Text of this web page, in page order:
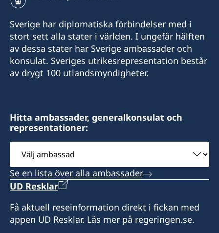
E-postadress
consul@swedenizmir.com
Telefontid:
måndag - fredag kl. 09.00-15.00.
hör av dig på mail med dina frågor.
Konsulatet i Izmie kan utlämna pass, ID-kort
och körkort som sökts vid en ambassad eller
polismyndighet i Sverige.
Vid lokala helgdagar håller som regel
honorärkonsulatet stängt. Skriv mail och fråga
innan du beger dig dit.
+90 546 242 42 77
E-postadress
consulatesweden@gmail.com
Honorärkonsulatet tar endast emot besökare
efter tidsbokning. Vänligen ring i förväg eller
hör av dig på mail med dina frågor.
Konsulatet i Antalya kan utlämna pass, ID-kort
och körkort som sökts vid en ambassad eller
polismyndighet i Sverige. Konsulatet kan även
utfärda provisoriska pass.
Sverige har diplomatiska förbindelser med i
stort sett alla stater i världen. I ungefär hälften
av dessa stater har Sverige ambassader och
konsulat. Sveriges utrikesrepresentation består
av drygt 100 utlandsmyndigheter.
Hitta ambassader, generalkonsulat och
representationer:
Välj
ambassad
Se en lista över alla ambassader
UD Resklar
Få aktuell reseinformation direkt i fickan med
appen UD Resklar. Läs mer på regeringen.se.